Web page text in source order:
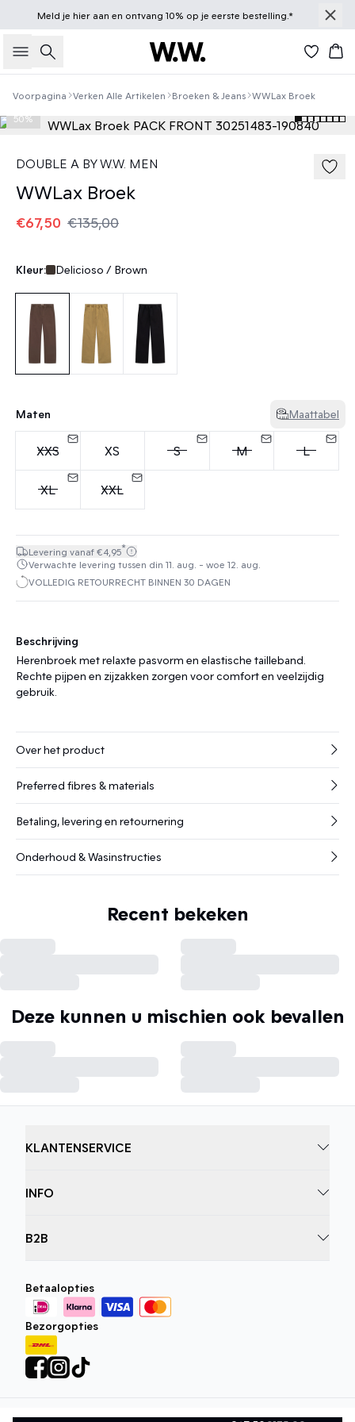
Meld je hieraan en ontvang 10% op je eerste bestelling.*
Zoeken
Voorpagina Verken Alle Artikelen Broeken & Jeans WWLax Broek
50%
DOUBLE A BY W.W. MEN
WWLax Broek
€67,50 €135,00
Kleur: Delicioso / Brown
Maten Maattabel
XXS XS S M L
XL XXL
Levering vanaf €4,95*
Verwachte levering tussen din 11. aug. - woe 12. aug.
VOLLEDIG RETOURRECHT BINNEN 30 DAGEN
Beschrijving
Herenbroek met relaxte pasvorm en elastische tailleband.
Rechte pijpen en zijzakken zorgen voor comfort en veelzijdig
gebruik.
Over het product
Preferred fibres & materials
Betaling, levering en retournering
Onderhoud & Wasinstructies
Recent bekeken
Deze kunnen u mischien ook bevallen
KLANTENSERVICE
INFO
B2B
Betaalopties
Bezorgopties